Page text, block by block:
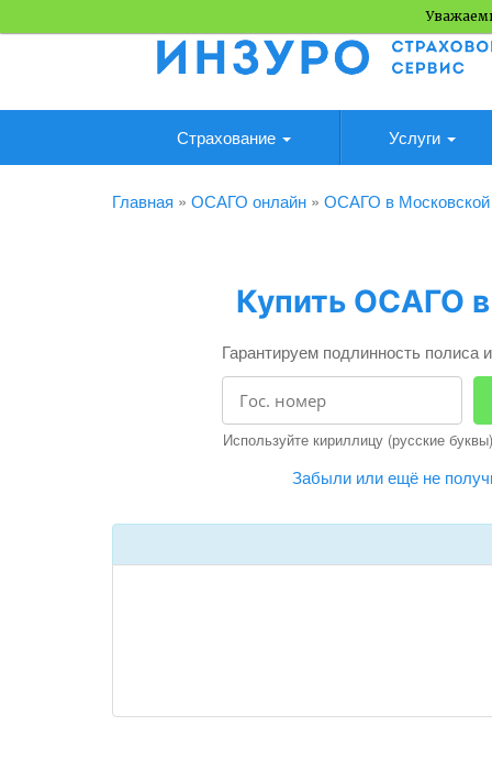
Страхование Услуги
Главная » ОСАГО онлайн » ОСАГО в Московской
Купить ОСАГО
Гарантируем подлинность полиса
Используйте кириллицу (русские
Забыли или ещё не